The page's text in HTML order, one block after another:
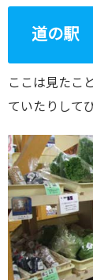
道の駅
ここは見たこ
ていたりして